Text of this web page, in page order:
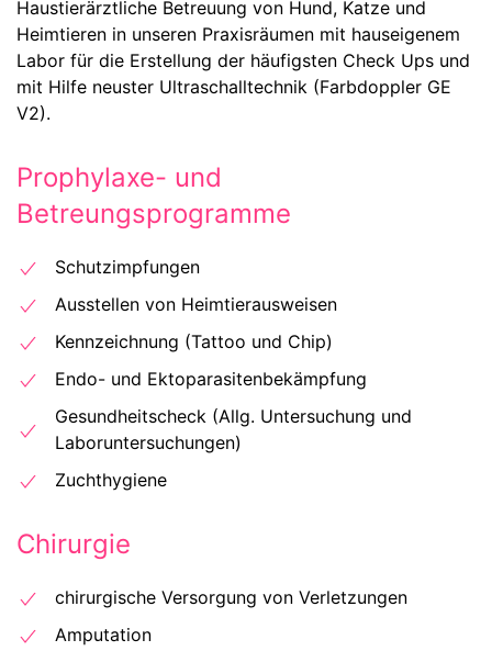
Haustierärztliche Betreuung von Hund, Katze und
Heimtieren in unseren Praxisräumen mit hauseigenem
Labor für die Erstellung der häufigsten Check Ups und
mit Hilfe neuster Ultraschalltechnik (Farbdoppler GE
V2).
Prophylaxe- und
Betreungsprogramme
Schutzimpfungen
Ausstellen von Heimtierausweisen
Kennzeichnung (Tattoo und Chip)
Endo- und Ektoparasitenbekämpfung
Gesundheitscheck (Allg. Untersuchung und
Laboruntersuchungen)
Zuchthygiene
Chirurgie
chirurgische Versorgung von Verletzungen
Amputation